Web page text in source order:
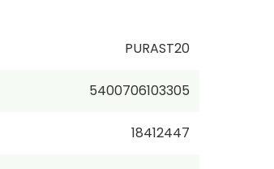
PURAST20
5400706103305
18412447